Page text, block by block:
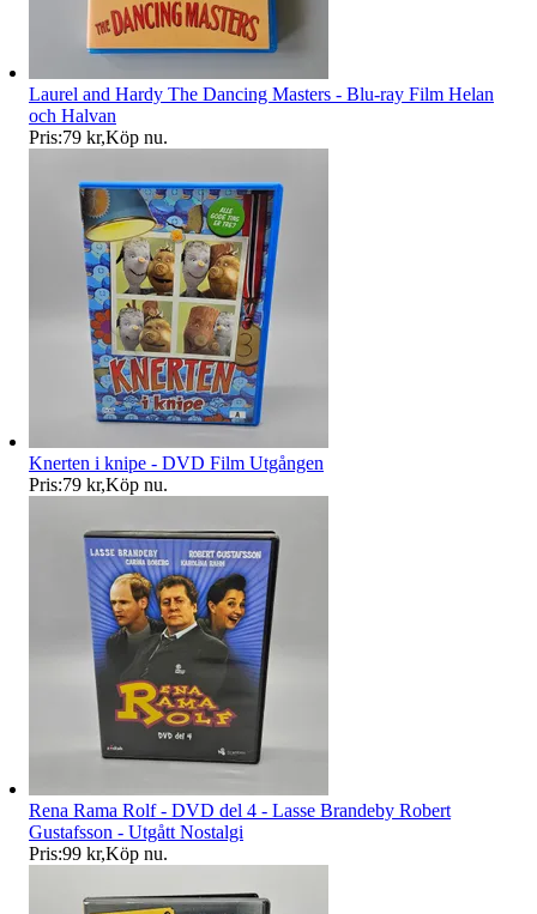
Laurel and Hardy The Dancing Masters - Blu-ray Film Helan
och Halvan
Pris:79 kr,Köp nu.
Knerten i knipe - DVD Film Utgången
Pris:79 kr,Köp nu.
Rena Rama Rolf - DVD del 4 - Lasse Brandeby Robert
Gustafsson - Utgått Nostalgi
Pris:99 kr,Köp nu.